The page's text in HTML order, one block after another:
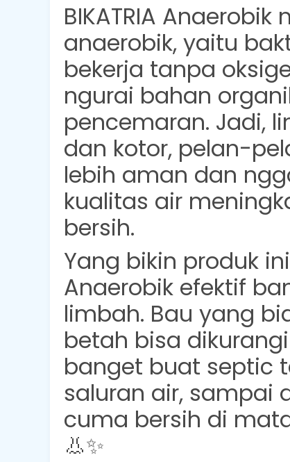
BIKATRIA
anaerobik, yaitu
bekerja tanpa
ngurai bahan
pencemaran. Jadi,
dan kotor, pelan-
lebih aman dan
kualitas air
bersih.
Yang bikin produk
Anaerobik efektif
limbah. Bau yang
betah bisa
banget buat septic
saluran air, sampai
cuma bersih di
👃✨